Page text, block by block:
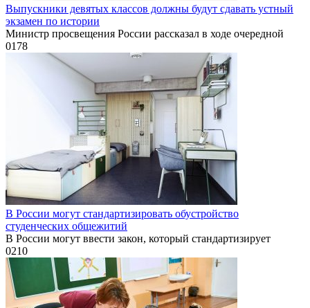
Выпускники девятых классов должны будут сдавать устный
экзамен по истории
Министр просвещения России рассказал в ходе очередной
0178
В России могут стандартизировать обустройство
студенческих общежитий
В России могут ввести закон, который стандартизирует
0210